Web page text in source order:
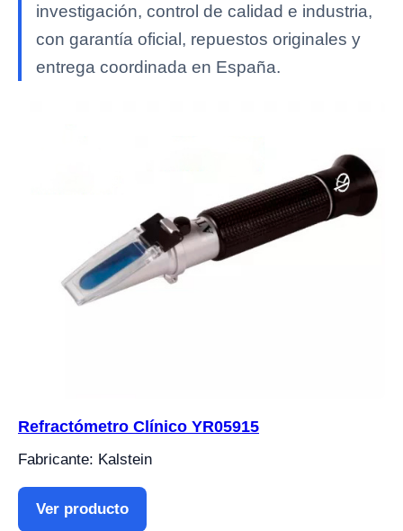
investigación, control de calidad e industria,
con garantía oficial, repuestos originales y
entrega coordinada en España.
Refractómetro Clínico YR05915
Fabricante: Kalstein
Ver producto